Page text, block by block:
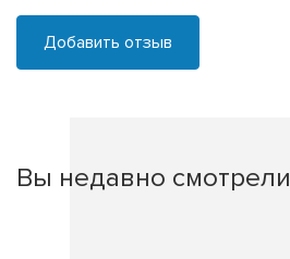
Добавить отзыв
Вы недавно смотрели